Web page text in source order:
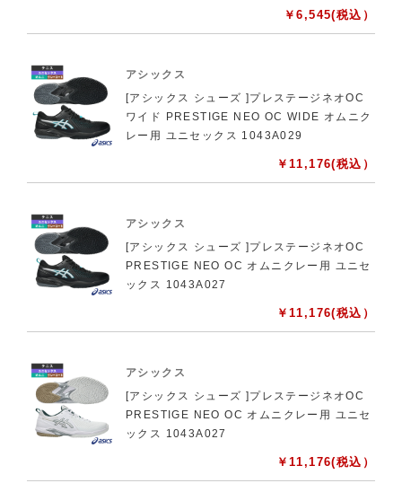
￥6,545(税込）
アシックス
[アシックス シューズ ]プレステージネオOC
ワイド PRESTIGE NEO OC WIDE オムニク
レー用 ユニセックス 1043A029
￥ 11,176(税込）
アシックス
[アシックス シューズ ]プレステージネオOC
PRESTIGE NEO OC オムニクレー用 ユニセ
ックス 1043A027
￥ 11,176(税込）
アシックス
[アシックス シューズ ]プレステージネオOC
PRESTIGE NEO OC オムニクレー用 ユニセ
ックス 1043A027
￥ 11,176(税込）